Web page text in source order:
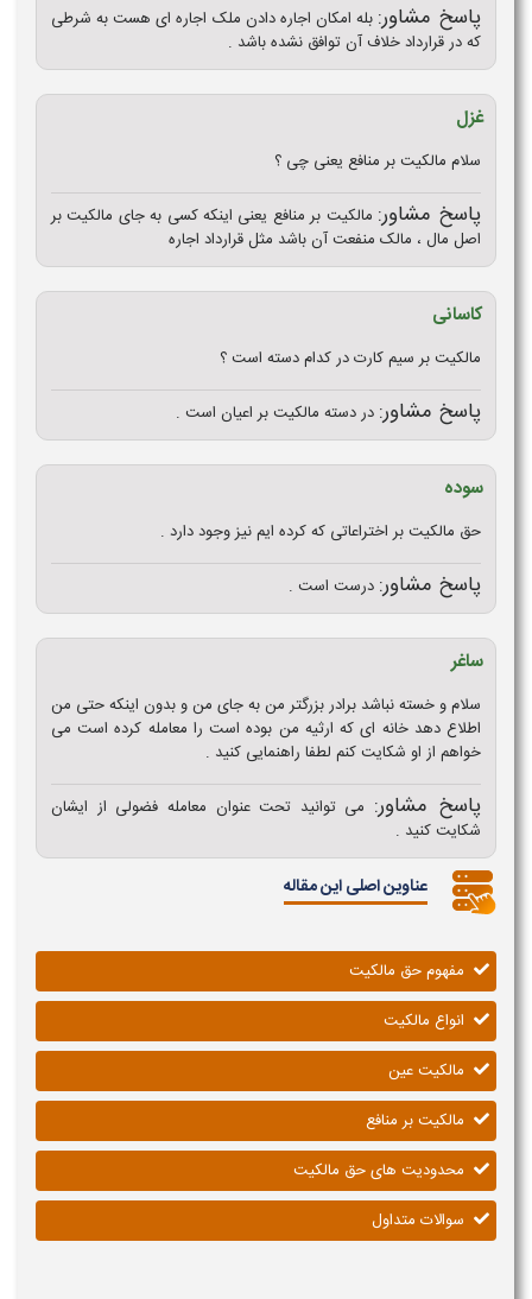
پاسخ مشاور: بله امکان اجاره دادن ملک اجاره ای هست به شرطی
که در قرارداد خلاف آن توافق نشده باشد .
غزل
سلام مالکیت بر منافع یعنی چی ؟
پاسخ مشاور: مالکیت بر منافع یعنی اینکه کسی به جای مالکیت بر
اصل مال ، مالک منفعت آن باشد مثل قرارداد اجاره
کاسانی
مالکیت بر سیم کارت در کدام دسته است ؟
پاسخ مشاور: در دسته مالکیت بر اعیان است .
سوده
حق مالکیت بر اختراعاتی که کرده ایم نیز وجود دارد .
پاسخ مشاور: درست است .
ساغر
سلام و خسته نباشد برادر بزرگتر من به جای من و بدون اینکه حتی من
اطلاع دهد خانه ای که ارثیه من بوده است را معامله کرده است می
خواهم از او شکایت کنم لطفا راهنمایی کنید .
پاسخ مشاور: می توانید تحت عنوان معامله فضولی از ایشان
شکایت کنید .
عناوین اصلی این مقاله
مفهوم حق مالکیت
انواع مالکیت
مالکیت عین
مالکیت بر منافع
محدودیت های حق مالکیت
سوالات متداول